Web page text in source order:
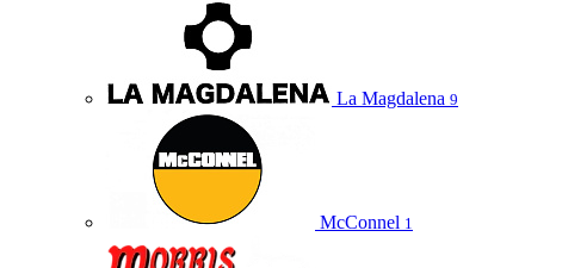
La Magdalena 9
McConnel 1